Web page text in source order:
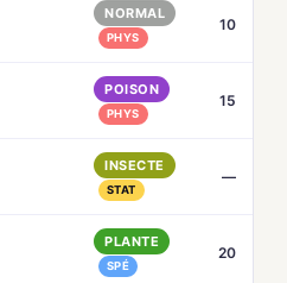
NORMAL
PHYS
10
POISON
PHYS
15
INSECTE
STAT
—
PLANTE
SPÉ
20